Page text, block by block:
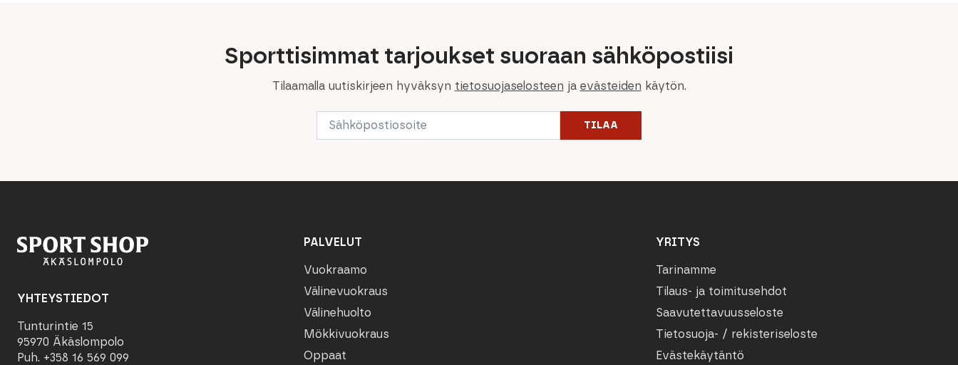
Sporttisimmat tarjoukset suoraan sähköpostiisi
Tilaamalla uutiskirjeen hyväksyn tietosuojaselosteen ja evästeiden käytön.
Email
TILAA
YHTEYSTIEDOT
Tunturintie 15
95970 Äkäslompolo
Puh. +358 16 569 099
PALVELUT
Vuokraamo
Välinevuokraus
Välinehuolto
Mökkivuokraus
Oppaat
YRITYS
Tarinamme
Tilaus- ja toimitusehdot
Saavutettavuusseloste
Tietosuoja- / rekisteriseloste
Evästekäytäntö